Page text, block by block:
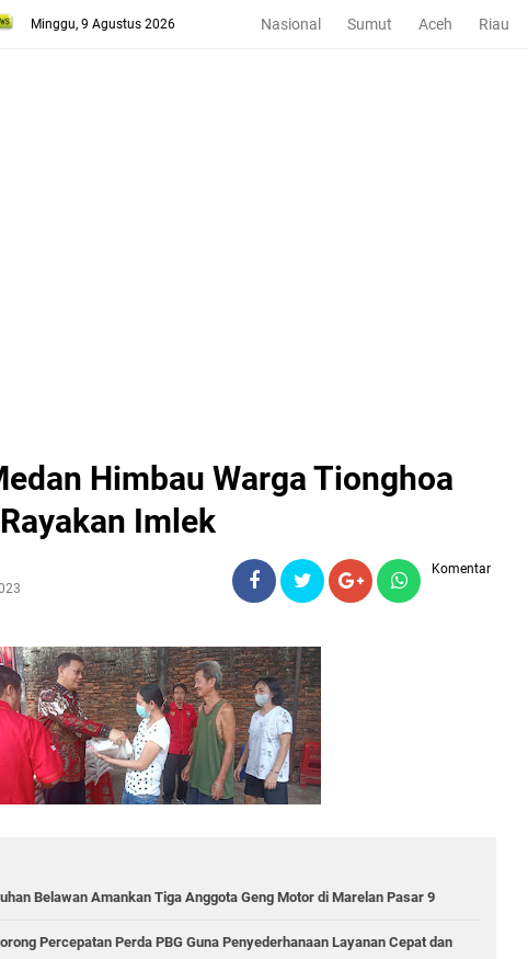
Minggu, 9 Agustus 2026 Nasional Sumut Aceh Riau
Himbau Warga Tionghoa
Imlek
Komentar
Belawan Amankan Tiga Anggota Geng Motor di Marelan Pasar 9
Percepatan Perda PBG Guna Penyederhanaan Layanan Cepat dan